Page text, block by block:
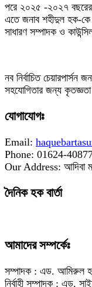
‎পরে ২০২৫ -২০২৭
এতে জনাব শহীদুল হক-কে
সাধারণ সম্পাদক ও
‎নব নির্বাচিত
সহযোগিতার জন্য কৃতজ্ঞতা
যোগাযোগঃ
Email:
Phone: 01624-
Our Address: আদিবা
দৈনিক হক বার্তা
আমাদের সম্পর্কেঃ
সম্পাদক : এড. আমিরুল
নির্বাহী সম্পাদক : এড.